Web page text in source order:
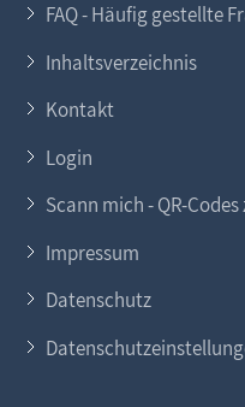
FAQ - Häufig gestellte
Inhaltsverzeichnis
Kontakt
Login
Scann mich - QR-
Impressum
Datenschutz